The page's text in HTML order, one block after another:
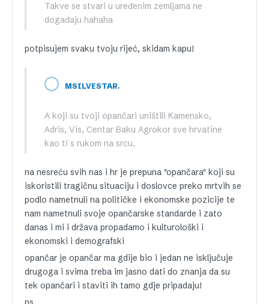
Takve se stvari u uređenim zemljama ne
događaju hahaha
potpisujem svaku tvoju rijeć, skidam kapu!
MSILVESTAR,
A koji su tvoji opančari uništili Kamensko,
Adris, Vis, Centar Baku Agrokor sve hrvatine
kao ti s rukom na srcu.
na nesreću svih nas i hr je prepuna "opančara" koji su
iskoristili tragičnu situaciju i doslovce preko mrtvih se
podlo nametnuli na političke i ekonomske pozicije te
nam nametnuli svoje opančarske standarde i zato
danas i mi i država propadamo i kulturološki i
ekonomski i demografski
opančar je opančar ma gdije bio i jedan ne isključuje
drugoga i svima treba im jasno dati do znanja da su
tek opančari i staviti ih tamo gdje pripadaju!